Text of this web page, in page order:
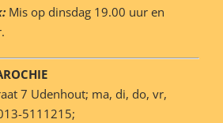
Mis op dinsdag 19.00 uur en
7 Udenhout; ma, di, do, vr,
5111215;